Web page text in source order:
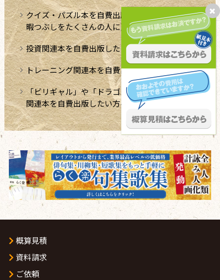
クイズ・パズル本を自費出版したい方へ【極上の
暇つぶしをたくさんの人に】
投資関連本を自費出版したい方へ
トレーニング関連本を自費出版したい方へ
「ビリギャル」や「ドラゴン桜」のような学習法
関連本を自費出版したい方へ
概算見積
資料請求
ご依頼